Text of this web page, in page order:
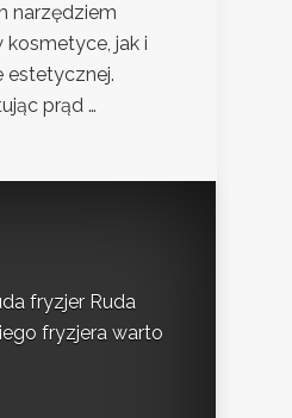
narzędziem
kosmetyce, jak i
estetycznej.
prąd …
fryzjer Ruda
fryzjera warto